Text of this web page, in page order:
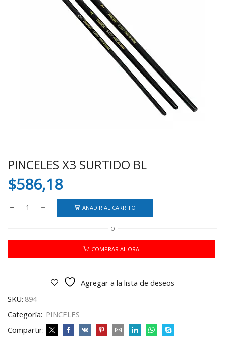
PINCELES X3 SURTIDO BL
$586,18
PINCELES
BL
AÑADIR AL CARRITO
O
COMPRAR AHORA
Agregar a la lista de deseos
SKU: 894
Categoría: PINCELES
Compartir: